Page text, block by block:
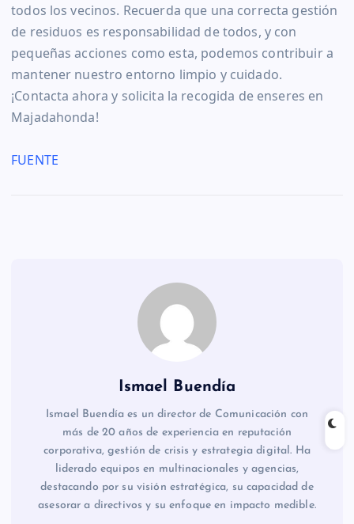
todos los vecinos. Recuerda que una correcta gestión
de residuos es responsabilidad de todos, y con
pequeñas acciones como esta, podemos contribuir a
mantener nuestro entorno limpio y cuidado.
¡Contacta ahora y solicita la recogida de enseres en
Majadahonda!
FUENTE
Ismael Buendía
Ismael Buendía es un director de Comunicación con
más de 20 años de experiencia en reputación
corporativa, gestión de crisis y estrategia digital. Ha
liderado equipos en multinacionales y agencias,
destacando por su visión estratégica, su capacidad de
asesorar a directivos y su enfoque en impacto medible.